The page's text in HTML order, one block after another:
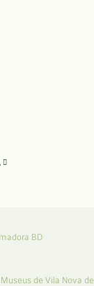
BD
de Vila Nova de